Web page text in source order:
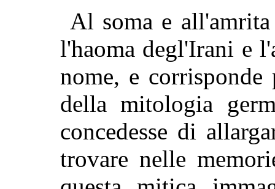
Al soma e
l'haoma degl'Irani e
nome, e
della mitologia
concedesse di
trovare nelle